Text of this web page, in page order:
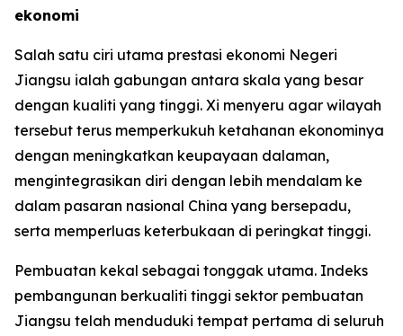
ekonomi
Salah satu ciri utama prestasi ekonomi Negeri
Jiangsu ialah gabungan antara skala yang besar
dengan kualiti yang tinggi. Xi menyeru agar wilayah
tersebut terus memperkukuh ketahanan ekonominya
dengan meningkatkan keupayaan dalaman,
mengintegrasikan diri dengan lebih mendalam ke
dalam pasaran nasional China yang bersepadu,
serta memperluas keterbukaan di peringkat tinggi.
Pembuatan kekal sebagai tonggak utama. Indeks
pembangunan berkualiti tinggi sektor pembuatan
Jiangsu telah menduduki tempat pertama di seluruh